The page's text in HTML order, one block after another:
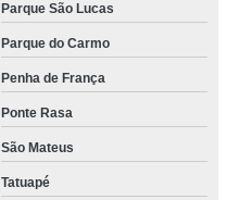
Parque São Lucas
Parque do Carmo
Penha de França
Ponte Rasa
São Mateus
Tatuapé